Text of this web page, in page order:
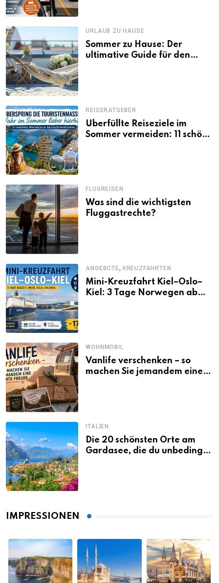
URLAUB ZU HAUSE
Sommer zu Hause: Der
ultimative Guide für den
REISERATGEBER
Überfüllte Reiseziele im
Sommer vermeiden: 11 schöne
FLUGREISEN
Was sind die wichtigsten
Fluggastrechte?
ANGEBOTE, KREUZFAHRTEN
Mini-Kreuzfahrt Kiel–Oslo–
Kiel: 3 Tage Norwegen ab
WOHNMOBIL
Vanlife verschenken – so
machen Sie jemandem eine
ITALIEN
Die 20 schönsten Orte am
Gardasee, die du unbedingt
IMPRESSIONEN